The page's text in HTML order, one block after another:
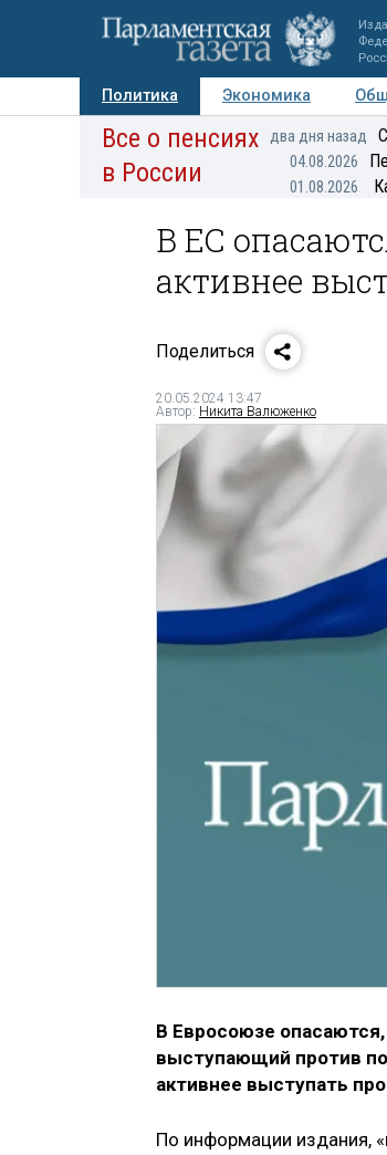
Политика Экономика
Авторы Персоны Мнения
Все о пенсиях
в России
два дня назад
04.08.2026
01.08.2026
В ЕС
активнее
Поделиться
20.05.2024 13:47
Автор: Никита Валюженко
В Евросоюзе
выступающий против
активнее выступать
По информации издания,